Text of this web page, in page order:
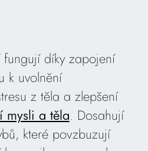
díky zapojení
k uvolnění
z těla a zlepšení
mysli a těla. Dosahují
které povzbuzují